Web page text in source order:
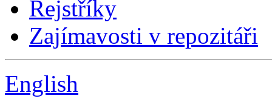
Rejstříky
Zajímavosti v repozitáři
English